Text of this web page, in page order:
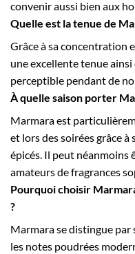
convenir aussi bien aux
Quelle est la tenue de
Grâce à sa concentration
une excellente tenue
perceptible pendant de
À quelle saison porter
Marmara est
et lors des soirées grâce à
épicés. Il peut néanmoins
amateurs de fragrances
Pourquoi choisir
?
Marmara se distingue par
les notes poudrées